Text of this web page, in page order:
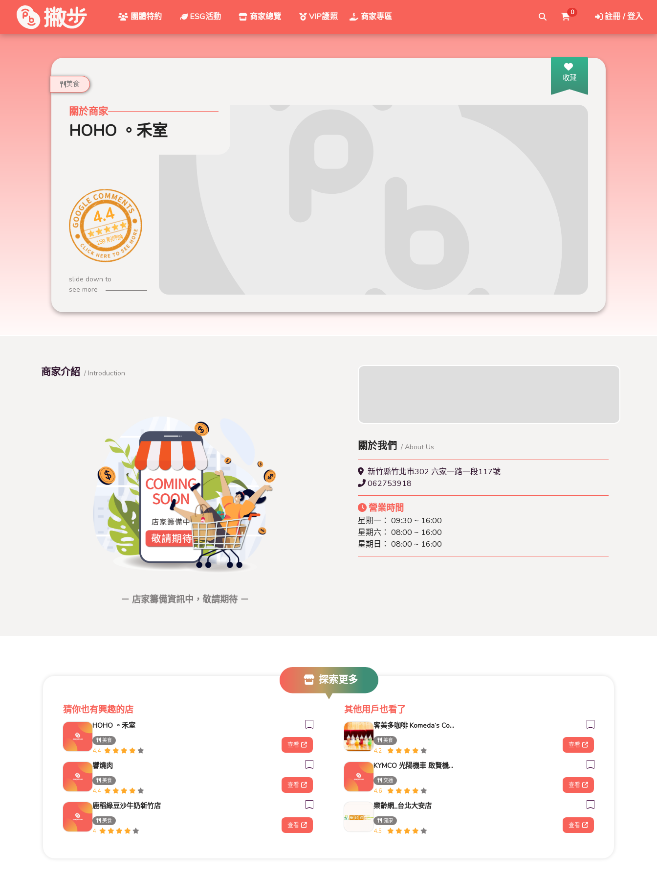
團體特約 ESG活動 商家總覽 VIP護照 商家專區 0 註冊 / 登入
收藏
美食
關於商家
HOHO 。禾室
4.4
159 則評論
slide down to
see more
商家介紹 / Introduction
－ 店家籌備資訊中，敬請期待 －
關於我們 / About Us
新竹縣竹北市302 六家一路一段117號
062753918
營業時間
星期一： 09:30 ~ 16:00
星期六： 08:00 ~ 16:00
星期日： 08:00 ~ 16:00
探索更多
猜你也有興趣的店
HOHO 。禾室
美食
4.4
查看
響燒肉
美食
4.4
查看
鹿稻綠豆沙牛奶新竹店
美食
4
查看
其他用戶也看了
客美多咖啡 Komeda‘s Coffee - 台南小北店
美食
4.2
查看
KYMCO 光陽機車 啟賢機車行
交通
4.6
查看
樂齡網_台北大安店
健康
4.5
查看